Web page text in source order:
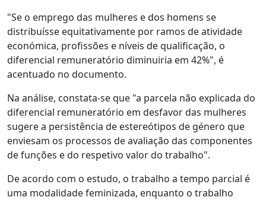
"Se o emprego das mulheres e dos homens se
distribuísse equitativamente por ramos de atividade
económica, profissões e níveis de qualificação, o
diferencial remuneratório diminuiria em 42%", é
acentuado no documento.
Na análise, constata-se que "a parcela não explicada do
diferencial remuneratório em desfavor das mulheres
sugere a persistência de estereótipos de género que
enviesam os processos de avaliação das componentes
de funções e do respetivo valor do trabalho".
De acordo com o estudo, o trabalho a tempo parcial é
uma modalidade feminizada, enquanto o trabalho